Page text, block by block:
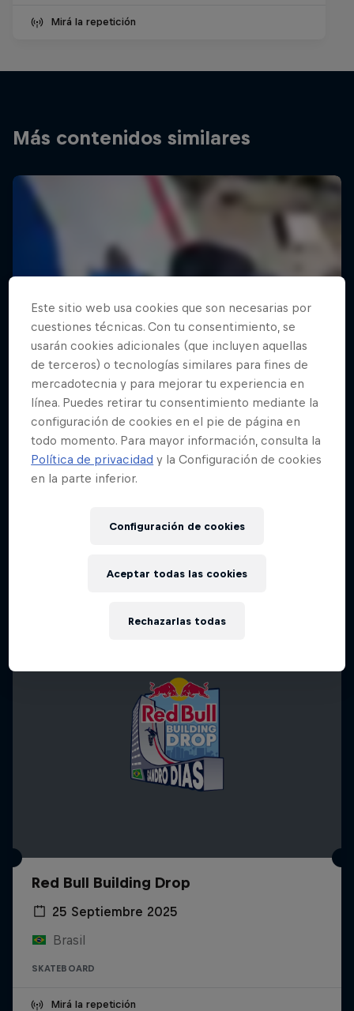
Mirá la repetición
Más contenidos similares
Red Bull Building Drop
25 Septiembre 2025
Brasil
SKATEBOARD
Mirá la repetición
Este sitio web usa cookies que son necesarias por
cuestiones técnicas. Con tu consentimiento, se
usarán cookies adicionales (que incluyen aquellas
de terceros) o tecnologías similares para fines de
mercadotecnia y para mejorar tu experiencia en
línea. Puedes retirar tu consentimiento mediante la
configuración de cookies en el pie de página en
todo momento. Para mayor información, consulta la
Política de privacidad y la Configuración de cookies
en la parte inferior.
Configuración de cookies
Rechazarlas todas
Aceptar todas las cookies